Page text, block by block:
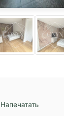
Напечатать